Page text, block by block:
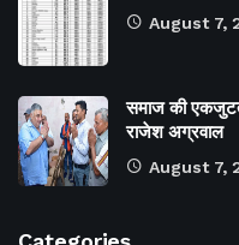
August 7,
समाज की
राजेश अग्रवाल
August 7,